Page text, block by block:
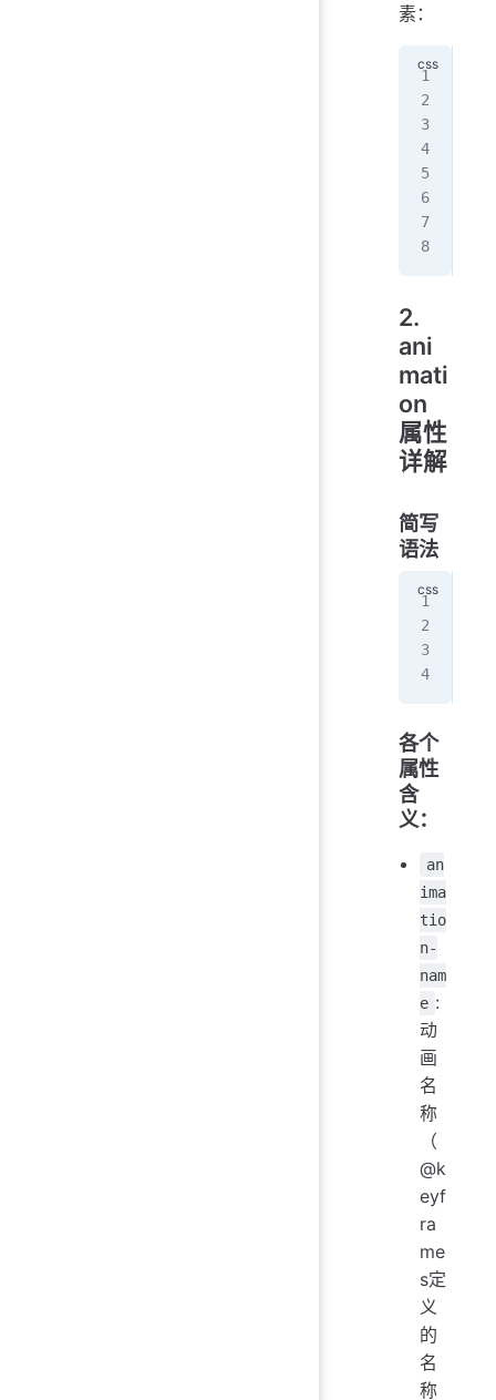
素：
2.
ani
mati
on
属性
详解
简写
语法
各个
属性
含
义：
an
ima
tio
n-
nam
e :
动
画
名
称
（
@k
eyf
ra
me
s定
义
的
名
称